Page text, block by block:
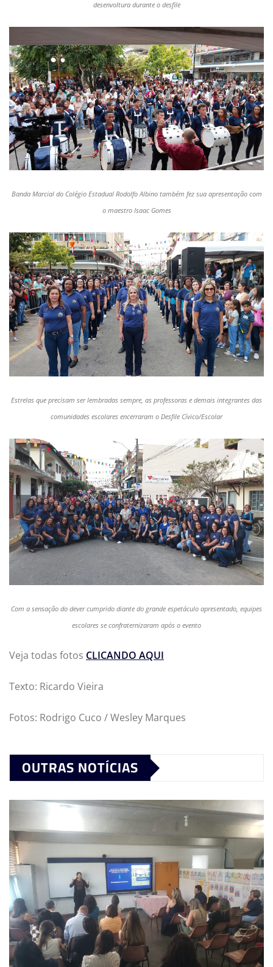
desenvoltura durante o desfile
Banda Marcial do Colégio Estadual Rodolfo Albino também fez sua apresentação com
o maestro Isaac Gomes
Estrelas que precisam ser lembradas sempre, as professoras e demais integrantes das
comunidades escolares encerraram o Desfile Cívico/Escolar
Com a sensação do dever cumprido diante do grande espetáculo apresentado, equipes
escolares se confraternizaram após o evento
Veja todas fotos CLICANDO AQUI
Texto: Ricardo Vieira
Fotos: Rodrigo Cuco / Wesley Marques
OUTRAS NOTÍCIAS